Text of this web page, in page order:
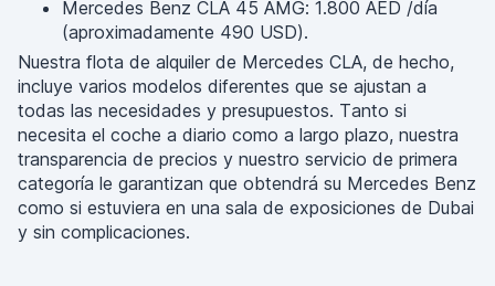
Mercedes Benz CLA 45 AMG: 1.800 AED /día
(aproximadamente 490 USD).
Nuestra flota de alquiler de Mercedes CLA, de hecho,
incluye varios modelos diferentes que se ajustan a
todas las necesidades y presupuestos. Tanto si
necesita el coche a diario como a largo plazo, nuestra
transparencia de precios y nuestro servicio de primera
categoría le garantizan que obtendrá su Mercedes Benz
como si estuviera en una sala de exposiciones de Dubai
y sin complicaciones.